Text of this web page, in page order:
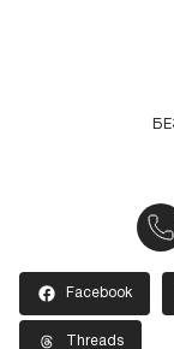
Facebook
Threads